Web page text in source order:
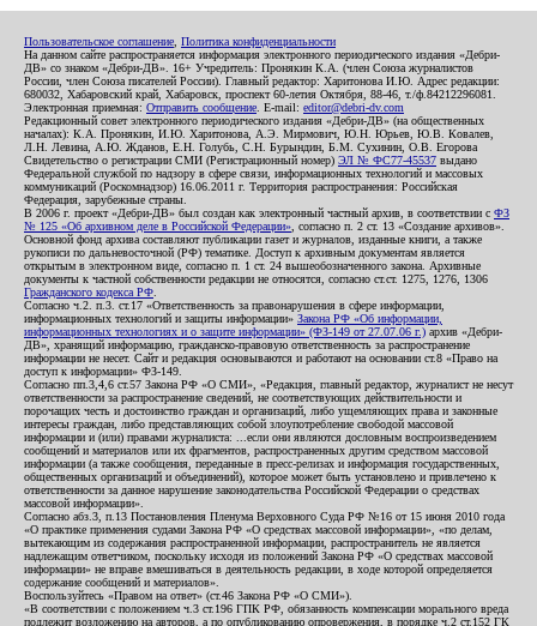
Пользовательское соглашение Политика конфиденциальности
На данном сайте распространяется информация электронного периодического издания «Дебри-
ДВ» со знаком «Дебри-ДВ». 16+ Учредитель: Пронякин К.А. (член Союза журналистов
России, член Союза писателей России). Главный редактор: Харитонова И.Ю. Адрес редакции:
680032, Хабаровский край, Хабаровск, проспект 60-летия Октября, 88-46, т./ф.84212296081.
Электронная приемная: Отправить сообщение . E-mail: editor@debri-dv.com
Редакционный совет электронного периодического издания «Дебри-ДВ» (на общественных
началах): К.А. Пронякин, И.Ю. Харитонова, А.Э. Мирмович, Ю.Н. Юрьев, Ю.В. Ковалев,
Л.Н. Левина, А.Ю. Жданов, Е.Н. Голубь, С.Н. Бурындин, Б.М. Сухинин, О.В. Егорова
Свидетельство о регистрации СМИ (Регистрационный номер) ЭЛ № ФС77-45537 выдано
Федеральной службой по надзору в сфере связи, информационных технологий и массовых
коммуникаций (Роскомнадзор) 16.06.2011 г. Территория распространения: Российская
Федерация, зарубежные страны.
В 2006 г. проект «Дебри-ДВ» был создан как электронный частный архив, в соответствии с ФЗ
№ 125 «Об архивном деле в Российской Федерации» , согласно п. 2 ст. 13 «Создание архивов».
Основной фонд архива составляют публикации газет и журналов, изданные книги, а также
рукописи по дальневосточной (РФ) тематике. Доступ к архивным документам является
открытым в электронном виде, согласно п. 1 ст. 24 вышеобозначенного закона. Архивные
документы к частной собственности редакции не относятся, согласно ст.ст. 1275, 1276, 1306
Гражданского кодекса РФ
Согласно ч.2. п.3. ст.17 «Ответственность за правонарушения в сфере информации,
информационных технологий и защиты информации» Закона РФ «Об информации,
информационных технологиях и о защите информации» (ФЗ-149 от 27.07.06 г.) архив «Дебри-
ДВ», хранящий информацию, гражданско-правовую ответственность за распространение
информации не несет. Сайт и редакция основываются и работают на основании ст.8 «Право на
доступ к информации» ФЗ-149.
Согласно пп.3,4,6 ст.57 Закона РФ «О СМИ», «Редакция, главный редактор, журналист не несут
ответственности за распространение сведений, не соответствующих действительности и
порочащих честь и достоинство граждан и организаций, либо ущемляющих права и законные
интересы граждан, либо представляющих собой злоупотребление свободой массовой
информации и (или) правами журналиста: ...если они являются дословным воспроизведением
сообщений и материалов или их фрагментов, распространенных другим средством массовой
информации (а также сообщения, переданные в пресс-релизах и информация государственных,
общественных организаций и объединений), которое может быть установлено и привлечено к
ответственности за данное нарушение законодательства Российской Федерации о средствах
массовой информации».
Согласно абз.3, п.13 Постановления Пленума Верховного Суда РФ №16 от 15 июня 2010 года
«О практике применения судами Закона РФ «О средствах массовой информации», «по делам,
вытекающим из содержания распространенной информации, распространитель не является
надлежащим ответчиком, поскольку исходя из положений Закона РФ «О средствах массовой
информации» не вправе вмешиваться в деятельность редакции, в ходе которой определяется
содержание сообщений и материалов».
Воспользуйтесь «Правом на ответ» (ст.46 Закона РФ «О СМИ»).
«В соответствии с положением ч.3 ст.196 ГПК РФ, обязанность компенсации морального вреда
подлежит возложению на авторов, а по опубликованию опровержения, в порядке ч.2 ст.152 ГК